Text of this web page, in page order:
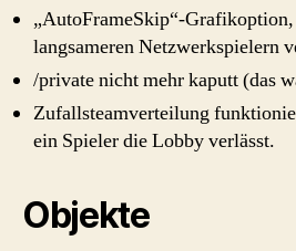
„AutoFrameSkip“-
langsameren Netzwerkspielern
/private nicht mehr kaputt (das
Zufallsteamverteilung
ein Spieler die Lobby verlässt.
Objekte